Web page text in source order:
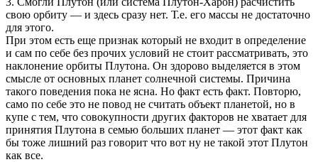
свою орбиту — и здесь сразу нет. Т.е. его массы не достаточно
для этого.
При этом есть еще признак который не входит в определение
и сам по себе без прочих условий не стоит рассматривать, это
наклонение орбиты Плутона. Он здорово выделяется в этом
смысле от основных планет солнечной системы. Причина
такого поведения пока не ясна. Но факт есть факт. Повторю,
само по себе это не повод не считать объект планетой, но в
купе с тем, что совокупности других факторов не хватает для
принятия Плутона в семью больших планет — этот факт как
бы тоже лишний раз говорит что вот ну не такой этот Плутон
как все.